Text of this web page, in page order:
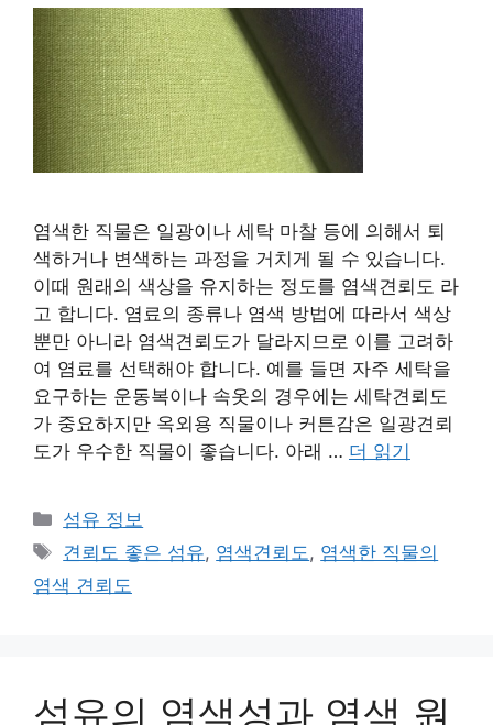
염색한 직물은 일광이나 세탁 마찰 등에 의해서 퇴
색하거나 변색하는 과정을 거치게 될 수 있습니다.
이때 원래의 색상을 유지하는 정도를 염색견뢰도 라
고 합니다. 염료의 종류나 염색 방법에 따라서 색상
뿐만 아니라 염색견뢰도가 달라지므로 이를 고려하
여 염료를 선택해야 합니다. 예를 들면 자주 세탁을
요구하는 운동복이나 속옷의 경우에는 세탁견뢰도
가 중요하지만 옥외용 직물이나 커튼감은 일광견뢰
도가 우수한 직물이 좋습니다. 아래 … 더 읽기
카
테
리
섬유 정보
태
그
견뢰도 좋은 섬유, 염색견뢰도 , 염색한 직물의
염색 견뢰도
섬유의 염색성과 염색 원